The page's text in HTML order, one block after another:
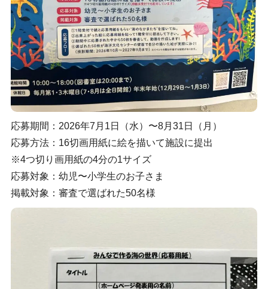
応募期間：2026年7月1日（水）〜8月31日（月）
応募方法：16切画用紙に絵を描いて施設に提出
※4つ切り画用紙の4分の1サイズ
応募対象：幼児〜小学生のお子さま
掲載対象：審査で選ばれた50名様